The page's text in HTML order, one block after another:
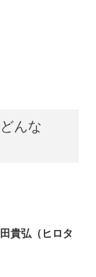
んな
貴弘（ヒロタ